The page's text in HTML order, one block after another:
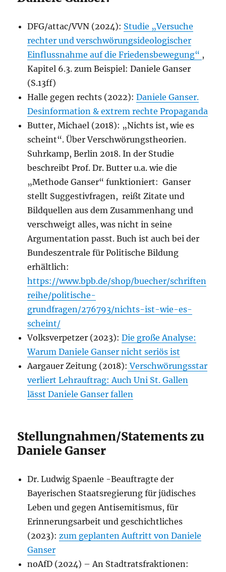
DFG/attac/VVN (2024): Studie „Versuche
rechter und verschwörungsideologischer
Einflussnahme auf die Friedensbewegung“ ,
Kapitel 6.3. zum Beispiel: Daniele Ganser
(S.13ff)
Halle gegen rechts (2022):Daniele Ganser.
Desinformation & extrem rechte Propaganda
Butter, Michael (2018): „Nichts ist, wie es
scheint“. Über Verschwörungstheorien.
Suhrkamp, Berlin 2018. In der Studie
beschreibt Prof. Dr. Butter u.a. wie die
„Methode Ganser“ funktioniert: Ganser
stellt Suggestiv­fragen, reißt Zitate und
Bildquellen aus dem Zusammen­hang und
verschweigt alles, was nicht in seine
Argumentation passt. Buch ist auch bei der
Bundeszentrale für Politische Bildung
erhältlich:
https://www.bpb.de/shop/buecher/schriften
reihe/politische-
grundfragen/276793/nichts-ist-wie-es-
scheint/
Volksverpetzer (2023):Die große Analyse:
Warum Daniele Ganser nicht seriös ist
Aargauer Zeitung (2018): Verschwörungsstar
verliert Lehrauftrag: Auch Uni St. Gallen
lässt Daniele Ganser fallen
Stellungnahmen/Statements zu
Daniele Ganser
Dr. Ludwig Spaenle -Beauftragte der
Bayerischen Staatsregierung für jüdisches
Leben und gegen Antisemitismus, für
Erinnerungsarbeit und geschichtliches
(2023): zum geplanten Auftritt von Daniele
Ganser
noAfD (2024) – An Stadtratsfraktionen: